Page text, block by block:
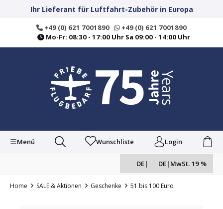
springenIhr Lieferant für Luftfahrt-Zubehör in Europa
+49 (0) 621 7001890
+49 (0) 621 7001890
Mo-Fr: 08:30 - 17:00 Uhr Sa 09:00 - 14:00 Uhr
Menü Wunschliste Login
DE| DE| MwSt. 19 %
Home SALE & Aktionen Geschenke 51 bis 100 Euro